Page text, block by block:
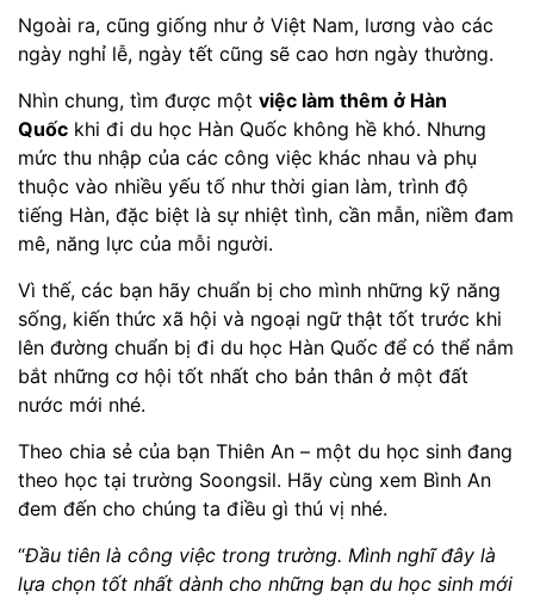
Ngoài ra, cũng giống như ở Việt Nam, lương vào các
ngày nghỉ lễ, ngày tết cũng sẽ cao hơn ngày thường.
Nhìn chung, tìm được một việc làm thêm ở Hàn
Quốc khi đi du học Hàn Quốc không hề khó. Nhưng
mức thu nhập của các công việc khác nhau và phụ
thuộc vào nhiều yếu tố như thời gian làm, trình độ
tiếng Hàn, đặc biệt là sự nhiệt tình, cần mẫn, niềm đam
mê, năng lực của mỗi người.
Vì thế, các bạn hãy chuẩn bị cho mình những kỹ năng
sống, kiến thức xã hội và ngoại ngữ thật tốt trước khi
lên đường chuẩn bị đi du học Hàn Quốc để có thể nắm
bắt những cơ hội tốt nhất cho bản thân ở một đất
nước mới nhé.
Theo chia sẻ của bạn Thiên An – một du học sinh đang
theo học tại trường Soongsil. Hãy cùng xem Bình An
đem đến cho chúng ta điều gì thú vị nhé.
“Đầu tiên là công việc trong trường. Mình nghĩ đây là
lựa chọn tốt nhất dành cho những bạn du học sinh mới